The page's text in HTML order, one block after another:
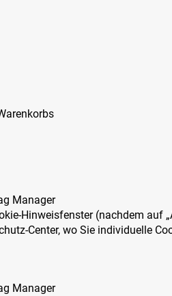
Manager
Hinweisfenster (nachdem auf
Center, wo Sie individuelle
Manager